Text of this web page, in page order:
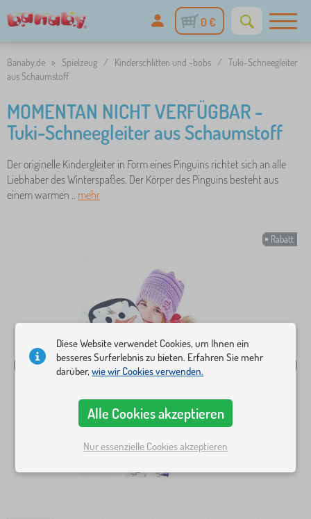
0 €
Banaby.de » Spielzeug / Kinderschlitten und -bobs / Tuki-Schneegleiter
aus Schaumstoff
MOMENTAN NICHT VERFÜGBAR -
Tuki-Schneegleiter aus Schaumstoff
Der originelle Kindergleiter in Form eines Pinguins richtet sich an alle
Liebhaber des Winterspaßes. Der Körper des Pinguins besteht aus
einem warmen .. mehr
Rabatt
Diese Website verwendet Cookies, um Ihnen ein
besseres Surferlebnis zu bieten. Erfahren Sie mehr
darüber,wie wir Cookies verwenden.
Alle Cookies akzeptieren
Nur essenzielle Cookies akzeptieren